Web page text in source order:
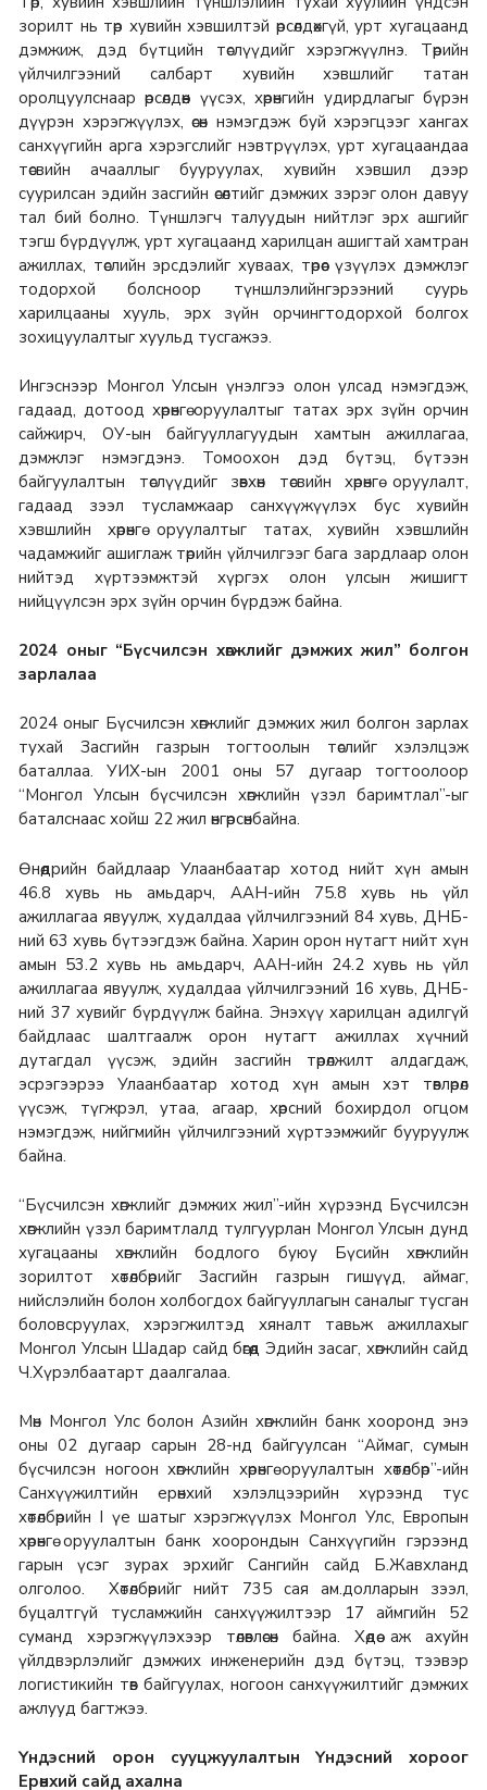
зорилт нь төр хувийн хэвшилтэй өрсөлдөхгүй, урт хугацаанд
дэмжиж, дэд бүтцийн төслүүдийг хэрэгжүүлнэ. Төрийн
үйлчилгээний салбарт хувийн хэвшлийг татан
оролцуулснаар өрсөлдөөн үүсэх, хөрөнгийн удирдлагыг бүрэн
дүүрэн хэрэгжүүлэх, өсөн нэмэгдэж буй хэрэгцээг хангах
санхүүгийн арга хэрэгслийг нэвтрүүлэх, урт хугацаандаа
төсвийн ачааллыг бууруулах, хувийн хэвшил дээр
суурилсан эдийн засгийн өсөлтийг дэмжих зэрэг олон давуу
тал бий болно. Түншлэгч талуудын нийтлэг эрх ашгийг
тэгш бүрдүүлж, урт хугацаанд харилцан ашигтай хамтран
ажиллах, төслийн эрсдэлийг хуваах, төрөөс үзүүлэх дэмжлэг
тодорхой болсноор түншлэлийнгэрээний суурь
харилцааны хууль, эрх зүйн орчингтодорхой болгох
зохицуулалтыг хуульд тусгажээ.
Ингэснээр Монгол Улсын үнэлгээ олон улсад нэмэгдэж,
гадаад, дотоод хөрөнгө оруулалтыг татах эрх зүйн орчин
сайжирч, ОУ-ын байгууллагуудын хамтын ажиллагаа,
дэмжлэг нэмэгдэнэ. Томоохон дэд бүтэц, бүтээн
байгуулалтын төслүүдийг зөвхөн төсвийн хөрөнгө оруулалт,
гадаад зээл тусламжаар санхүүжүүлэх бус хувийн
хэвшлийн хөрөнгө оруулалтыг татах, хувийн хэвшлийн
чадамжийг ашиглаж төрийн үйлчилгээг бага зардлаар олон
нийтэд хүртээмжтэй хүргэх олон улсын жишигт
нийцүүлсэн эрх зүйн орчин бүрдэж байна.
2024 оныг “Бүсчилсэн хөгжлийг дэмжих жил” болгон
зарлалаа
2024 оныг Бүсчилсэн хөгжлийг дэмжих жил болгон зарлах
тухай Засгийн газрын тогтоолын төслийг хэлэлцэж
баталлаа. УИХ-ын 2001 оны 57 дугаар тогтоолоор
“Монгол Улсын бүсчилсэн хөгжлийн үзэл баримтлал”-ыг
баталснаас хойш 22 жил өнгөрсөнбайна.
Өнөөдрийн байдлаар Улаанбаатар хотод нийт хүн амын
46.8 хувь нь амьдарч, ААН-ийн 75.8 хувь нь үйл
ажиллагаа явуулж, худалдаа үйлчилгээний 84 хувь, ДНБ-
ний 63 хувь бүтээгдэж байна. Харин орон нутагт нийт хүн
амын 53.2 хувь нь амьдарч, ААН-ийн 24.2 хувь нь үйл
ажиллагаа явуулж, худалдаа үйлчилгээний 16 хувь, ДНБ-
ний 37 хувийг бүрдүүлж байна. Энэхүү харилцан адилгүй
байдлаас шалтгаалж орон нутагт ажиллах хүчний
дутагдал үүсэж, эдийн засгийн төрөлжилт алдагдаж,
эсрэгээрээ Улаанбаатар хотод хүн амын хэт төвлөрөл
үүсэж, түгжрэл, утаа, агаар, хөрсний бохирдол огцом
нэмэгдэж, нийгмийн үйлчилгээний хүртээмжийг бууруулж
байна.
“Бүсчилсэн хөгжлийг дэмжих жил”-ийн хүрээнд Бүсчилсэн
хөгжлийн үзэл баримтлалд тулгуурлан Монгол Улсын дунд
хугацааны хөгжлийн бодлого буюу Бүсийн хөгжлийн
зорилтот хөтөлбөрийг Засгийн газрын гишүүд, аймаг,
нийслэлийн болон холбогдох байгууллагын саналыг тусган
боловсруулах, хэрэгжилтэд хяналт тавьж ажиллахыг
Монгол Улсын Шадар сайд бөгөөд Эдийн засаг, хөгжлийн сайд
Ч.Хүрэлбаатарт даалгалаа.
Мөн Монгол Улс болон Азийн хөгжлийн банк хооронд энэ
оны 02 дугаар сарын 28-нд байгуулсан “Аймаг, сумын
бүсчилсэн ногоон хөгжлийн хөрөнгө оруулалтын хөтөлбөр”-ийн
Санхүүжилтийн ерөнхий хэлэлцээрийн хүрээнд тус
хөтөлбөрийн I үе шатыг хэрэгжүүлэх Монгол Улс, Европын
хөрөнгө оруулалтын банк хоорондын Санхүүгийн гэрээнд
гарын үсэг зурах эрхийг Сангийн сайд Б.Жавхланд
олголоо. Хөтөлбөрийг нийт 735 сая ам.долларын зээл,
буцалтгүй тусламжийн санхүүжилтээр 17 аймгийн 52
суманд хэрэгжүүлэхээр төлөвлөсөн байна. Хөдөө аж ахуйн
үйлдвэрлэлийг дэмжих инженерийн дэд бүтэц, тээвэр
логистикийн төв байгуулах, ногоон санхүүжилтийг дэмжих
ажлууд багтжээ.
Үндэсний орон сууцжуулалтын Үндэсний хороог
Ерөнхий сайд ахална